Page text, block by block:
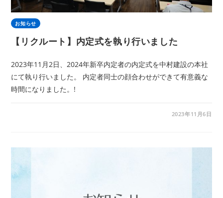
お知らせ
【リクルート】内定式を執り行いました
2023年11月2日、2024年新卒内定者の内定式を中村建設の本社
にて執り行いました。 内定者同士の顔合わせができて有意義な
時間になりました。!
2023年11月6日